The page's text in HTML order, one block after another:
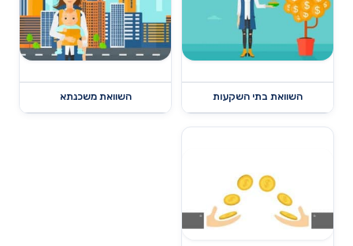
השוואת בתי השקעות השוואת משכנתא